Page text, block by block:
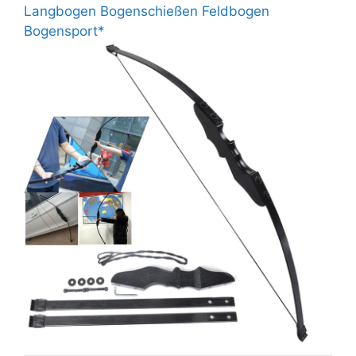
Langbogen Bogenschießen Feldbogen
Bogensport*